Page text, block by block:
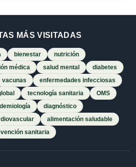
MÁS VISITADAS
bienestar
nutrición
médica salud mental
diabetes
vacunas
enfermedades infecciosas
tecnología sanitaria
OMS
diagnóstico
alimentación saludable
sanitaria